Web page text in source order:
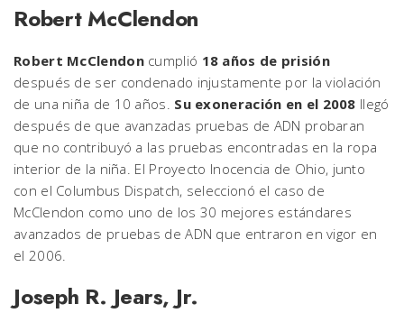
Robert McClendon
Robert McClendoncumplió 18 años de prisión
después de ser condenado injustamente por la violación
de una niña de 10 años. Su exoneración en el 2008 llegó
después de que avanzadas pruebas de ADN probaran
que no contribuyó a las pruebas encontradas en la ropa
interior de la niña. El Proyecto Inocencia de Ohio, junto
con el Columbus Dispatch, seleccionó el caso de
McClendon como uno de los 30 mejores estándares
avanzados de pruebas de ADN que entraron en vigor en
el 2006.
Joseph R. Jears, Jr.